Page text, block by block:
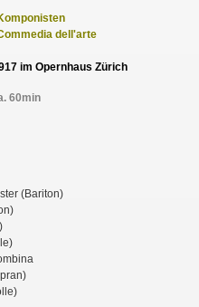
dell'arte
im Opernhaus Zürich
60min
(Bariton)